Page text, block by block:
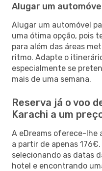
Alugar um
Alugar um automóvel
uma ótima opção, pois
para além das áreas
ritmo. Adapte o
especialmente se
mais de uma semana.
Reserva já o voo
Karachi a um
A eDreams oferece-lhe
a partir de apenas
selecionando as datas
hotel e encontrando